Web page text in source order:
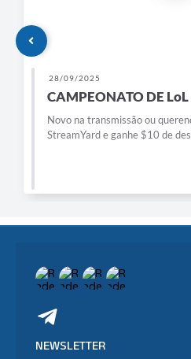
28/09/2025
CAMPEONATO DE LoL
Novo na transmissão ou
StreamYard e ganhe $10 de
NEWSLETTER